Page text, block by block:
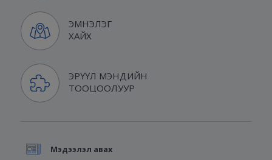
ЭМНЭЛЭГ
ХАЙХ
ЭРҮҮЛ МЭНДИЙН
ТООЦООЛУУР
Мэдээлэл авах